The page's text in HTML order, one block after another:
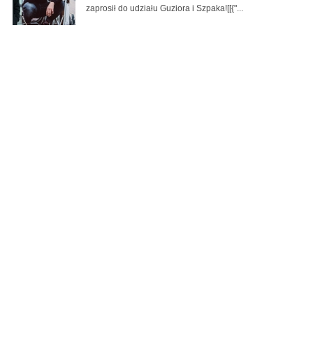
zaprosił do udziału Guziora i Szpaka![[{"...